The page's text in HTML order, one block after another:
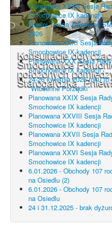
Konsultacje
Smochowice
położonych
Starogardzką,
Planowana XXXII Sesja
Smochowice IX kadencji
Turniej Tenisa Ziemnego
2026
Planowana XXXI Sesja
Smochowice IX kadencji
Planowana XXX Sesja
Smochowice IX kadencji
24-26 kwietnia 2026 roku
"Wiosenne Porządki"
Planowana XXIX Sesja
Smochowice IX kadencji
Planowana XXVIII Sesja
Smochowice IX kadencji
Planowana XXVII Sesja
Smochowice IX kadencji
Planowana XXVI Sesja
Smochowice IX kadencji
6.01.2026 - Obchody 107
na Osiedlu (2)
6.01.2026 - Obchody 107
na Osiedlu
24 i 31.12.2025 - brak